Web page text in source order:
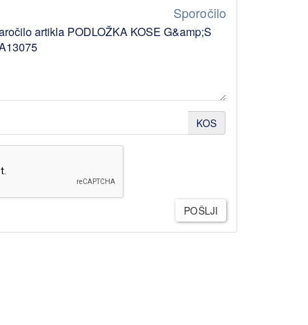
Sporočilo
KOS
POŠLJI